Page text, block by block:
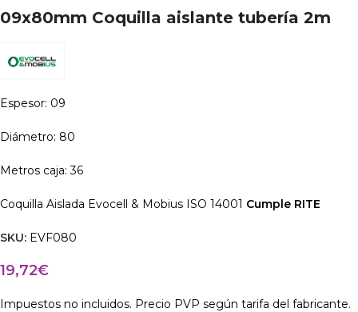
09x80mm Coquilla aislante tubería 2m
Espesor: 09
Diámetro: 80
Metros caja: 36
Coquilla Aislada Evocell & Mobius ISO 14001 Cumple RITE
SKU: EVF080
19,72€
Impuestos no incluidos. Precio PVP según tarifa del fabricante.